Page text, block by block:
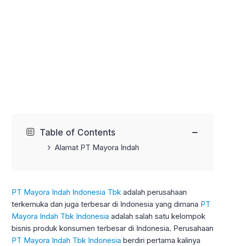
Table of Contents −
Alamat PT Mayora Indah
PT Mayora Indah Indonesia Tbk adalah perusahaan
terkemuka dan juga terbesar di Indonesia yang dimana PT
Mayora Indah Tbk Indonesia adalah salah satu kelompok
bisnis produk konsumen terbesar di Indonesia. Perusahaan
PT Mayora Indah Tbk Indonesia berdiri pertama kalinya